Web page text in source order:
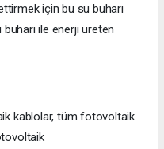
için bu su buharı
buharı ile enerji üreten
kablolar, tüm fotovoltaik